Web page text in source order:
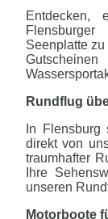
Seenplatte zu
Rundflug
In Flensburg
direkt von
traumhafter
Ihre
unseren
Motorboote